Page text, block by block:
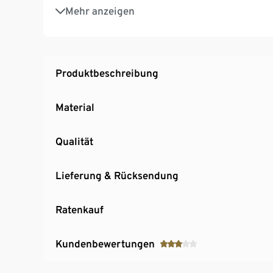
Mehr anzeigen
2-in-1-Einfüllstutzen im Deckel mit kleinem
Kabelaufwicklung unter der Basis
Produktbeschreibung
Material
Qualität
Lieferung & Rücksendung
Ratenkauf
Kundenbewertungen